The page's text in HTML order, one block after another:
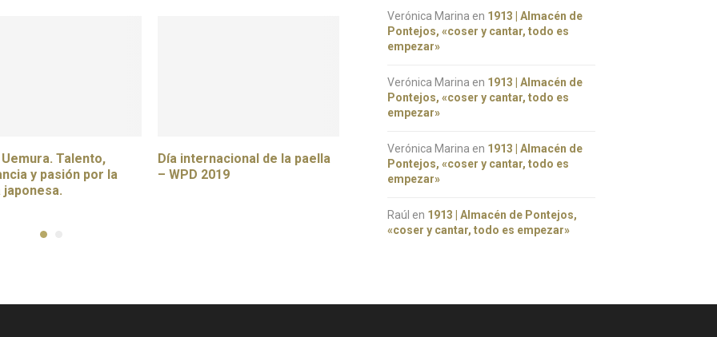
Uemura. Talento,
y pasión por la
japonesa.
Día internacional de la paella
– WPD 2019
Cena a cuatro manos |
Cristina Sombray & Naumi
Productos españoles por
Verónica Marina en 1913 | Almacén de
Pontejos, «coser y cantar, todo es
empezar»
Verónica Marina en 1913 | Almacén de
Pontejos, «coser y cantar, todo es
empezar»
Verónica Marina en 1913 | Almacén de
Pontejos, «coser y cantar, todo es
empezar»
Raúl en 1913 | Almacén de Pontejos,
«coser y cantar, todo es empezar»